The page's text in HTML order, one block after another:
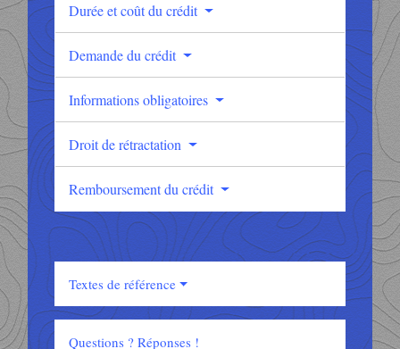
Durée et coût du crédit
Demande du crédit
Informations obligatoires
Droit de rétractation
Remboursement du crédit
Textes de référence
Questions ? Réponses !